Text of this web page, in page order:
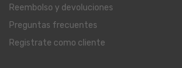
Reembolso y devoluciones
Preguntas frecuentes
Registrate como cliente